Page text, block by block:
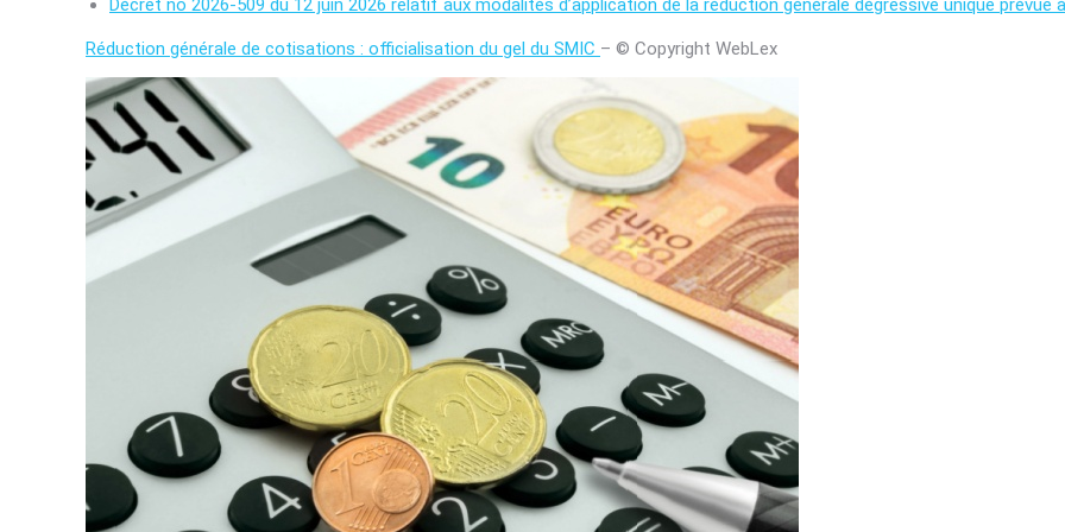
Décret no 2026-509 du 12 juin 2026 relatif aux modalités d’application de la réduction générale dégressive unique prévue
Réduction générale de cotisations : officialisation du gel du SMIC – © Copyright WebLex